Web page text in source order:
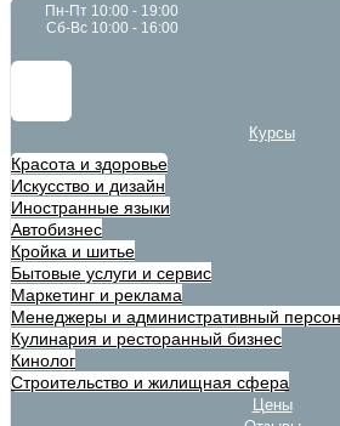
Пн-Пт 10:00 - 19:00
Сб-Вс 10:00 - 16:00
Курсы
Красота и здоровье
Искусство и дизайн
Иностранные языки
Автобизнес
Кройка и шитье
Бытовые услуги и сервис
Маркетинг и реклама
Менеджеры и административный
Кулинария и ресторанный бизнес
Кинолог
Строительство и жилищная сфера
Цены